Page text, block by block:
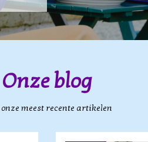
Onze blog
onze meest recente artikelen